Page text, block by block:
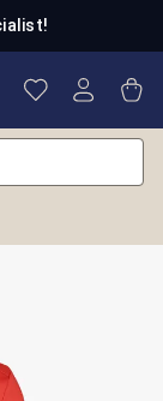
Je hebt 0